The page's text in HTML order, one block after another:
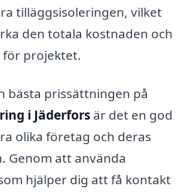
tilläggsisoleringen, vilket
den totala kostnaden och
projektet.
bästa prissättningen på
i Jäderfors är det en god
olika företag och deras
Genom att använda
hjälper dig att få kontakt